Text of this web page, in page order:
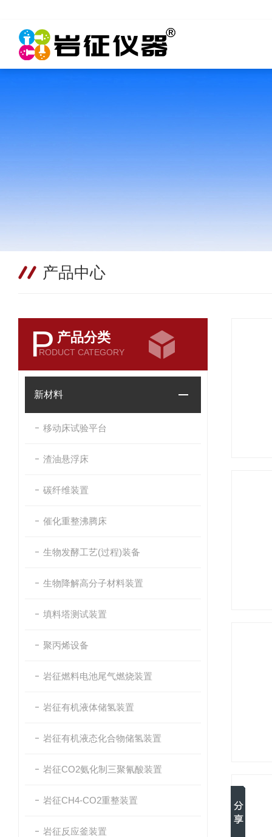
产品中心
P 产品分类
RODUCT CATEGORY
新材料
移动床试验平台
渣油悬浮床
碳纤维装置
催化重整沸腾床
生物发酵工艺(过程)装备
生物降解高分子材料装置
填料塔测试装置
聚丙烯设备
岩征燃料电池尾气燃烧装置
岩征有机液体储氢装置
岩征有机液态化合物储氢装置
岩征CO2氨化制三聚氰酸装置
岩征CH4-CO2重整装置
岩征反应釜装置